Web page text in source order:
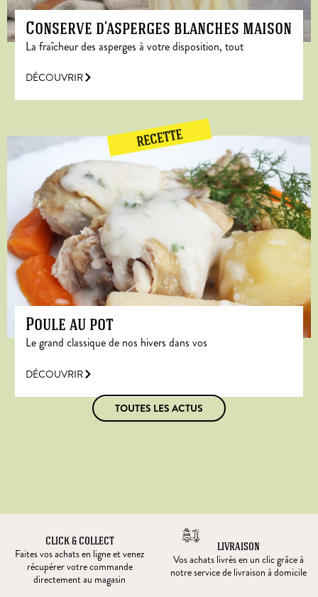
Conserve d’asperges blanches maison
La fraîcheur des asperges à votre disposition, tout
DÉCOUVRIR
RECETTE
Poule au pot
Le grand classique de nos hivers dans vos
DÉCOUVRIR
TOUTES LES ACTUS
CLICK & COLLECT
Faites vos achats en ligne et venez
récupérer votre commande
directement au magasin
LIVRAISON
Vos achats livrés en un clic grâce à
notre service de livraison à domicile